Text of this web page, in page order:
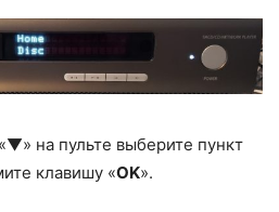
на пульте выберите пункт
клавишу «OK».